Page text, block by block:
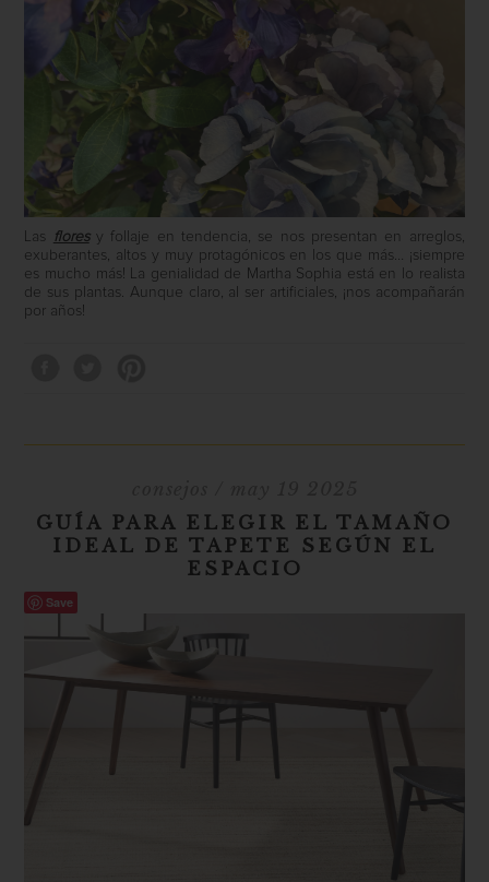
Las floresy follaje en tendencia, se nos presentan en arreglos,
exuberantes, altos y muy protagónicos en los que más… ¡siempre
es mucho más! La genialidad de Martha Sophia está en lo realista
de sus plantas. Aunque claro, al ser artificiales, ¡nos acompañarán
por años!
GUÍA PARA ELEGIR EL TAMAÑO
IDEAL DE TAPETE SEGÚN EL
ESPACIO
Save